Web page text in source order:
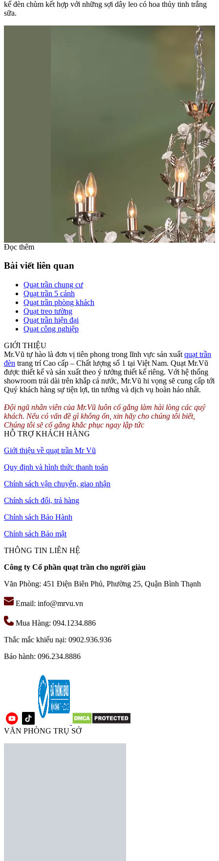
kế đèn chùm kết hợp với những sợi dây leo có hoa thủy tinh trắng
sữa.
Đèn chùm thiết kế 8 tay đèn bằng thép và được mạ bạc bên ngoài
giúp đèn trông sáng hơn và quý giá hơn.
xung quanh 8 tay đèn là những sợi dây leo với những chiếc lá được
cán mỏng và sơn bằng bạc. Bên trên những cây dây leo đó là những
bông hoa màu trắng sữa. Đèn chùm quấn bằng cây dây leo tạo nên
sự mềm mại và sự kết hợp giữa tự nhiên và nhân tạo hài hòa với
nhau.
Khi phòng của khách hàng được trang trí bằng đèn chùm hoa thủy
tinh sẽ giúp căn phòng của khách hàng như hòa mình với thiên
nhiên hùng vĩ.
Khách hàng có nhu cầu mua đèn chùm hoa thủy tinh hãy liên hệ
MR.VU để được phục vụ tốt nhất.
Đọc thêm
Bài viết liên quan
Quạt trần chung cư
Quạt trần 5 cánh
Quạt trần phòng khách
Quạt treo tường
Quạt trần hiện đại
Quạt công nghiệp
GIỚI THIỆU
Mr.Vũ tự hào là đơn vị tiên phong trong lĩnh vực sản xuất quạt trần
đèn trang trí Cao cấp – Chất lượng số 1 tại Việt Nam. Quạt Mr.Vũ
được thiết kế và sản xuất theo ý tưởng thiết kế riêng. Với hệ thống
showroom trải dài trên khắp cả nước, Mr.Vũ hi vọng sẽ cung cấp tới
Quý khách hàng sự tiện lợi, tin tưởng và dịch vụ hoàn hảo nhất.
Đội ngũ nhân viên của Mr.Vũ luôn cố gắng làm hài lòng các quý
khách. Nếu có vấn đề gì không ổn, xin hãy cho chúng tôi biết,
Chúng tôi sẽ cố gắng khắc phục ngay lập tức
HỖ TRỢ KHÁCH HÀNG
Giới thiệu về quạt trần Mr Vũ
Quy định và hình thức thanh toán
Chính sách vận chuyển, giao nhận
Chính sách đổi, trả hàng
Chính sách Bảo Hành
Chính sách Bảo mật
THÔNG TIN LIÊN HỆ
Công ty Cổ phần quạt trần cho người giàu
Văn Phòng: 451 Điện Biên Phủ, Phường 25, Quận Bình Thạnh
Email: info@mrvu.vn
Mua Hàng: 094.1234.886
Thắc mắc khiếu nại: 0902.936.936
Bảo hành: 096.234.8886
VĂN PHÒNG TRỤ SỞ